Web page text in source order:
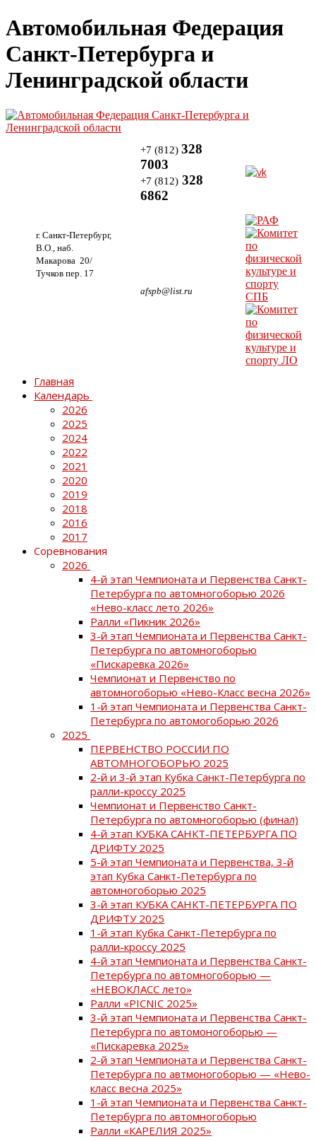
Автомобильная Федерация
Санкт-Петербурга и
Ленинградской области
г. Санкт-Петербург,
В.О., наб.
Макарова 20/
Тучков пер. 17
+7 (812) 328
7003
+7 (812) 328
6862
afspb@list.ru
Главная
Календарь
2026
2025
2024
2022
2021
2020
2019
2018
2016
2017
Соревнования
2026
4-й этап Чемпионата и Первенства Санкт-
Петербурга по автомногоборью 2026
«Нево-класс лето 2026»
Ралли «Пикник 2026»
3-й этап Чемпионата и Первенства Санкт-
Петербурга по автомногоборью
«Пискаревка 2026»
Чемпионат и Первенство по
автомногоборью «Нево-Класс весна 2026»
1-й этап Чемпионата и Первенства Санкт-
Петербурга по автомогоборью 2026
2025
ПЕРВЕНСТВО РОССИИ ПО
АВТОМНОГОБОРЬЮ 2025
2-й и 3-й этап Кубка Санкт-Петербурга по
ралли-кроссу 2025
Чемпионат и Первенство Санкт-
Петербурга по автомногоборью (финал)
4-й этап КУБКА САНКТ-ПЕТЕРБУРГА ПО
ДРИФТУ 2025
5-й этап Чемпионата и Первенства, 3-й
этап Кубка Санкт-Петербурга по
автомногоборью 2025
3-й этап КУБКА САНКТ-ПЕТЕРБУРГА ПО
ДРИФТУ 2025
1-й этап Кубка Санкт-Петербурга по
ралли-кроссу 2025
4-й этап Чемпионата и Первенства Санкт-
Петербурга по автомногоборью —
«НЕВОКЛАСС лето»
Ралли «PICNIC 2025»
3-й этап Чемпионата и Первенства Санкт-
Петербурга по автомоногоборью —
«Пискаревка 2025»
2-й этап Чемпионата и Первенства Санкт-
Петербурга по автмоногоборью — «Нево-
класс весна 2025»
1-й этап Чемпионата и Первенства Санкт-
Петербурга по автомногоборью
Ралли «КАРЕЛИЯ 2025»